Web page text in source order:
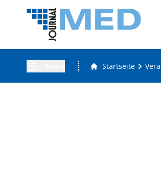
Startseite